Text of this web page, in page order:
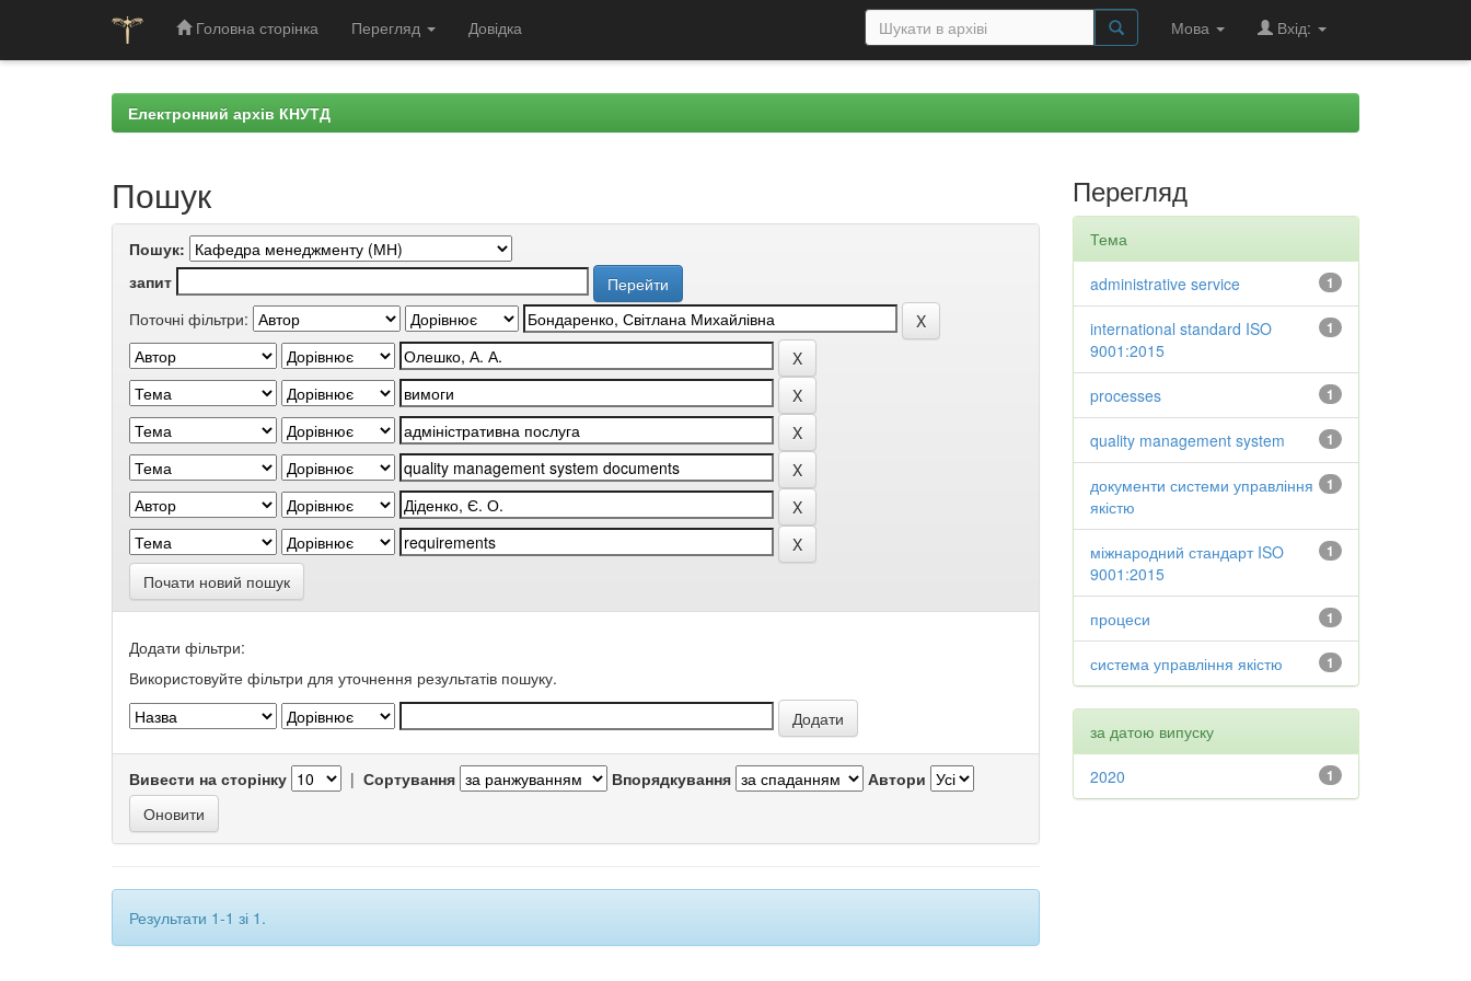
Головна сторінка Перегляд Довідка Мова Вхід:
Електронний архів КНУТД
Пошук
Пошук:
запит
Поточні фільтри:
Почати новий пошук
Додати фільтри:
Використовуйте фільтри для уточнення результатів пошуку.
Вивести на сторінку | Сортування Впорядкування Автори
Результати 1-1 зі 1.
Перегляд
Тема
1
administrative service
1
international standard ISO
9001:2015
1
processes
1
quality management system
1
документи системи управління
якістю
1
міжнародний стандарт ISO
9001:2015
1
процеси
1
система управління якістю
за датою випуску
1
2020